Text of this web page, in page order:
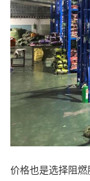
价格也是选择阻